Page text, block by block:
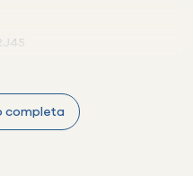
completa